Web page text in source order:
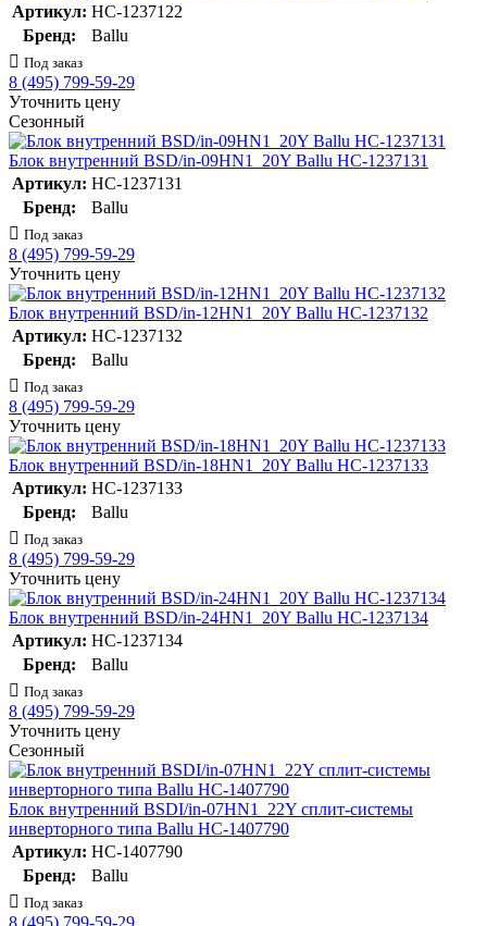
Артикул: НС-1237122
Бренд:
Ballu
Под заказ
8 (495) 799-59-29
Уточнить цену
Сезонный
Блок внутренний BSD/in-09HN1_20Y Ballu НС-1237131
Артикул: НС-1237131
Бренд:
Ballu
Под заказ
8 (495) 799-59-29
Уточнить цену
Блок внутренний BSD/in-12HN1_20Y Ballu НС-1237132
Артикул: НС-1237132
Бренд:
Ballu
Под заказ
8 (495) 799-59-29
Уточнить цену
Блок внутренний BSD/in-18HN1_20Y Ballu НС-1237133
Артикул: НС-1237133
Бренд:
Ballu
Под заказ
8 (495) 799-59-29
Уточнить цену
Блок внутренний BSD/in-24HN1_20Y Ballu НС-1237134
Артикул: НС-1237134
Бренд:
Ballu
Под заказ
8 (495) 799-59-29
Уточнить цену
Сезонный
Блок внутренний BSDI/in-07HN1_22Y сплит-системы
инверторного типа Ballu НС-1407790
Артикул: НС-1407790
Бренд:
Ballu
Под заказ
8 (495) 799-59-29